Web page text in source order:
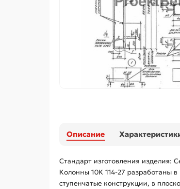
Описание
Стандарт изготовления изделия:
Колонны 10К 114-27 разработаны
ступенчатые конструкции, в